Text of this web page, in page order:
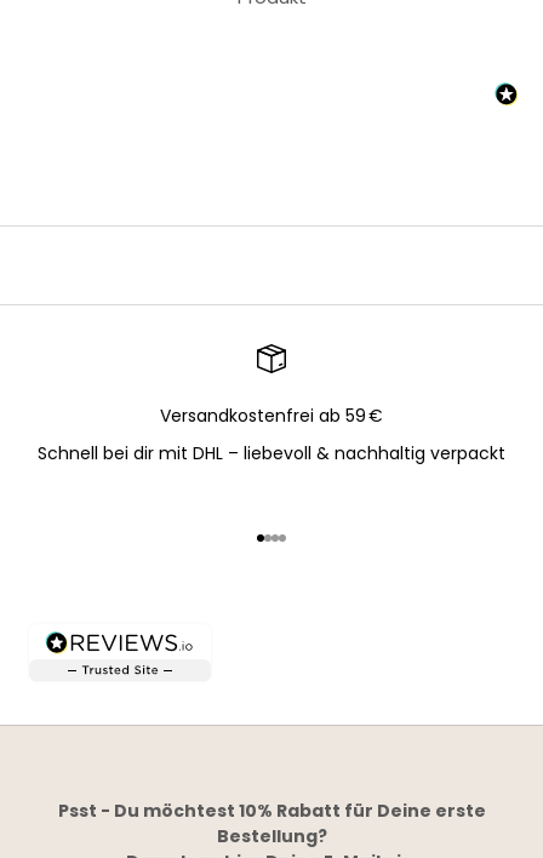
Versandkostenfrei ab 59 €
Schnell bei dir mit DHL – liebevoll & nachhaltig verpackt
Gehe zu Element 1
Gehe zu Element 2
Gehe zu Element 3
Gehe zu Element 4
Psst - Du möchtest 10% Rabatt für Deine erste
Bestellung?